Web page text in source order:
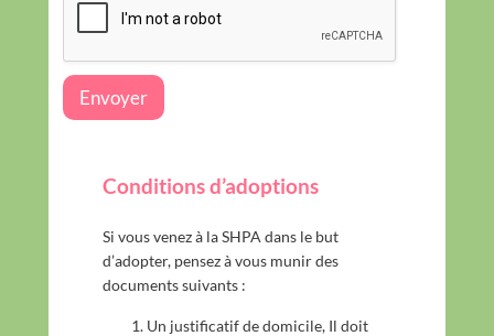
s
d
e
d
Envoyer
Conditions d’adoptions
Si vous venez à la SHPA dans le but
d’adopter, pensez à vous munir des
documents suivants :
Un justificatif de domicile, Il doit